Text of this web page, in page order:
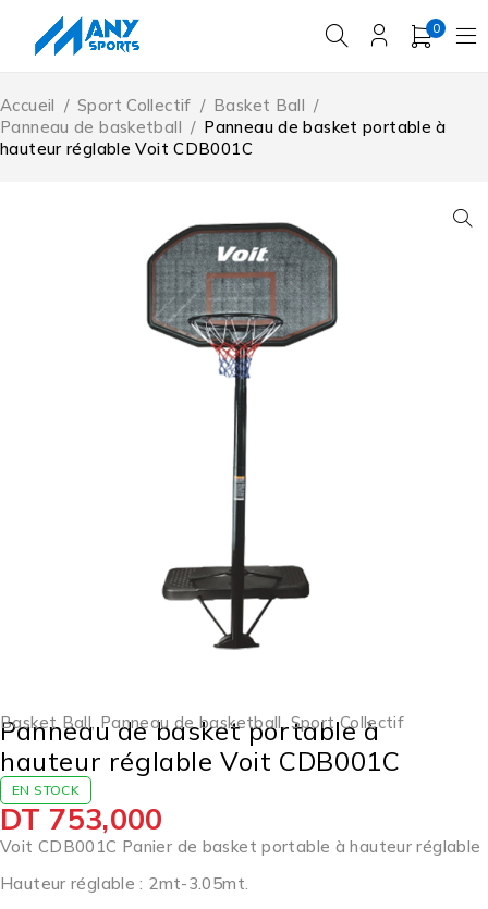
0
Accueil / Sport Collectif / Basket Ball /
Panneau de basketball / Panneau de basket portable à
hauteur réglable Voit CDB001C
Basket Ball,Panneau de basketball,Sport Collectif
Panneau de basket portable à
hauteur réglable Voit CDB001C
EN STOCK
DT 753,000
Voit CDB001C Panier de basket portable à hauteur réglable
Hauteur réglable : 2mt-3.05mt.